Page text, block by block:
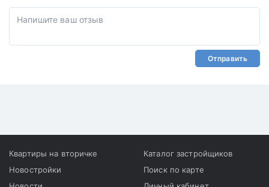
Отправить
Квартиры на вторичке
Новостройки
Каталог застройщиков
Поиск по карте